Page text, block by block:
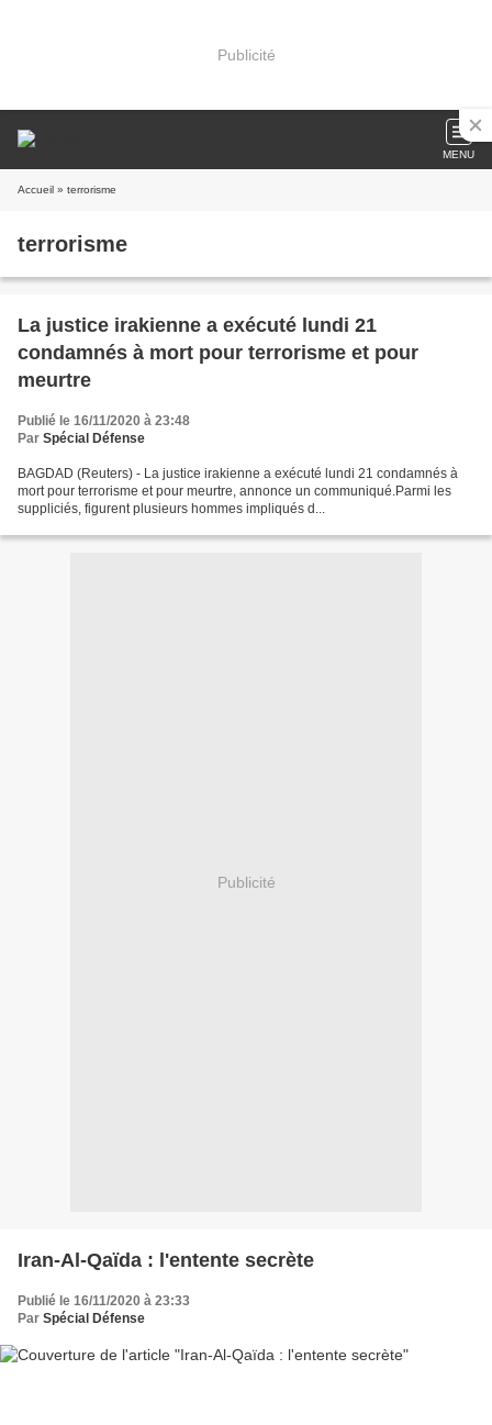
Publicité
MENU
Accueil » terrorisme
terrorisme
La justice irakienne a exécuté lundi 21
condamnés à mort pour terrorisme et pour
meurtre
Publié le 16/11/2020 à 23:48
Par Spécial Défense
BAGDAD (Reuters) - La justice irakienne a exécuté lundi 21 condamnés à
mort pour terrorisme et pour meurtre, annonce un communiqué.Parmi les
suppliciés, figurent plusieurs hommes impliqués d...
Publicité
Iran-Al-Qaïda : l'entente secrète
Publié le 16/11/2020 à 23:33
Par Spécial Défense